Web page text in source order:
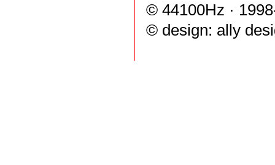
© 44100Hz ·
© design: ally